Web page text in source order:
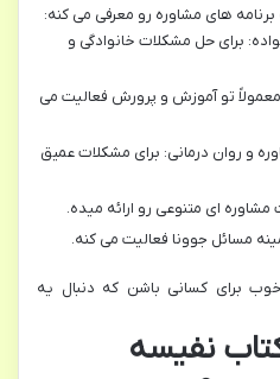
برنامه های مشاوره رو معرفی می کنه:
برای حل مشکلات خانوادگی و
تو آموزش و پرورش فعالیت می
و روان درمانی: برای مشکلات عمیق
ای متنوعی رو ارائه میده.
مسائل جوونا فعالیت می کنه.
برای کسانی باشن که دنبال یه
نفیسه